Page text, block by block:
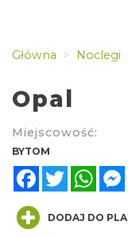
Główna Noclegi
Opal
Miejscowość:
BYTOM
FacebookTwitter
DODAJ DO